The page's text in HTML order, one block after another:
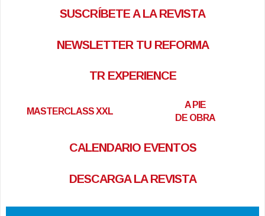
SUSCRÍBETE A LA REVISTA
NEWSLETTER TU REFORMA
TR EXPERIENCE
MASTERCLASS XXL
A PIE
DE OBRA
CALENDARIO EVENTOS
DESCARGA LA REVISTA